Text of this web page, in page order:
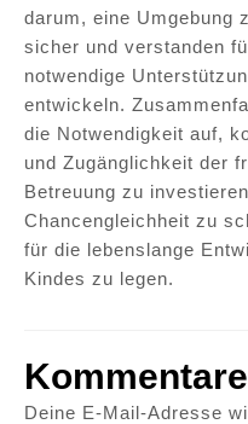
darum, eine Umgebung
sicher und verstanden
notwendige
entwickeln.
die Notwendigkeit auf,
und Zugänglichkeit der
Betreuung zu
Chancengleichheit zu
für die lebenslange
Kindes zu legen.
Kommentare
Deine E-Mail-Adresse